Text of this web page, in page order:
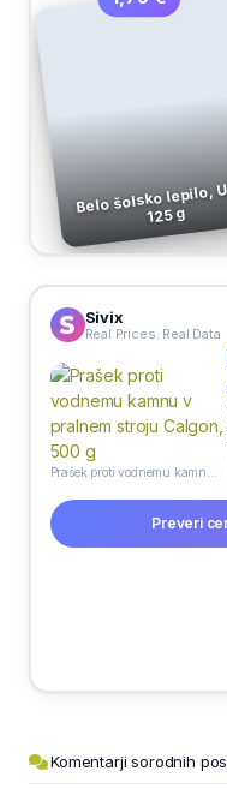
Belo šolsko lepilo,
125 g
Sivix
Real Prices. Real Data
Preveri
Komentarji sorodnih